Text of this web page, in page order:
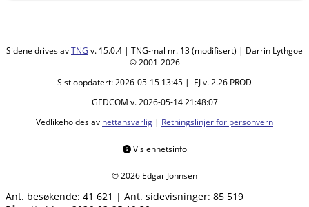
Sidene drives avTNG v. 15.0.4 | TNG-mal nr. 13 (modifisert) | Darrin Lythgoe
© 2001-2026
Sist oppdatert: 2026-05-15 13:45 | EJ v. 2.26 PROD
GEDCOM v. 2026-05-14 21:48:07
Vedlikeholdes av nettansvarlig | Retningslinjer for personvern
Vis enhetsinfo
© 2026 Edgar Johnsen
Ant. besøkende: 41 621 | Ant. sidevisninger: 85 519